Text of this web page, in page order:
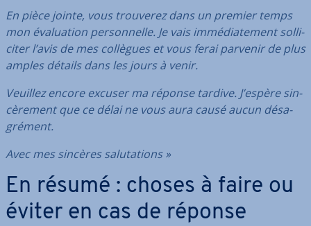
En pièce jointe, vous trouverez dans un premier temps
mon éva­lua­tion per­son­nelle. Je vais im­mé­dia­te­ment sol­li­
ci­ter l’avis de mes collègues et vous ferai parvenir de plus
amples détails dans les jours à venir.
Veuillez encore excuser ma réponse tardive. J’espère sin­
cè­re­ment que ce délai ne vous aura causé aucun dé­sa­
gré­ment.
Avec mes sincères sa­lu­ta­tions »
En résumé : choses à faire ou
éviter en cas de réponse